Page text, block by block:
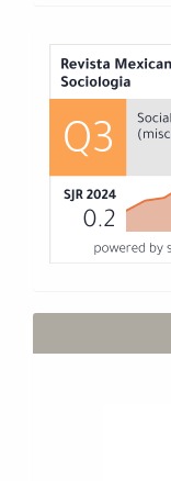
Index